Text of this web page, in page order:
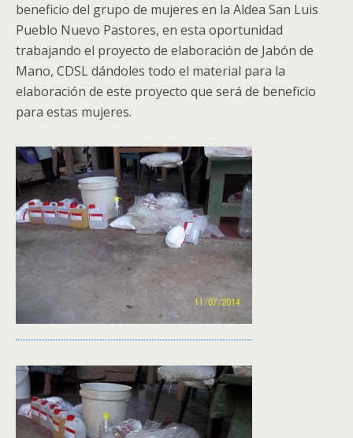
beneficio del grupo de mujeres en la Aldea San Luis
Pueblo Nuevo Pastores, en esta oportunidad
trabajando el proyecto de elaboración de Jabón de
Mano, CDSL dándoles todo el material para la
elaboración de este proyecto que será de beneficio
para estas mujeres.